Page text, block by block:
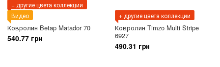
+ другие цвета коллекции
Видео
Ковролин Betap Matador 70
540.77 грн
+ другие цвета коллекции
Ковролин Timzo Multi Stripe
6927
490.31 грн